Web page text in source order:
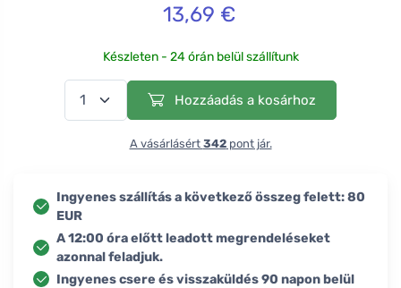
13,69 €
Készleten - 24 órán belül szállítunk
Hozzáadás a kosárhoz
A vásárlásért 342pont jár.
Ingyenes szállítás a következő összeg felett: 80
EUR
A 12:00 óra előtt leadott megrendeléseket
azonnal feladjuk.
Ingyenes csere és visszaküldés 90 napon belül